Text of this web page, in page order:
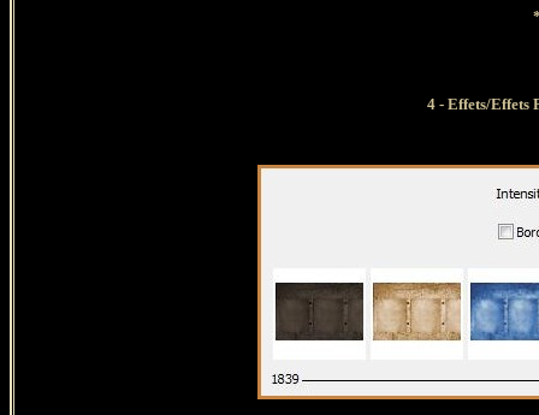
4 - Effets/Effets